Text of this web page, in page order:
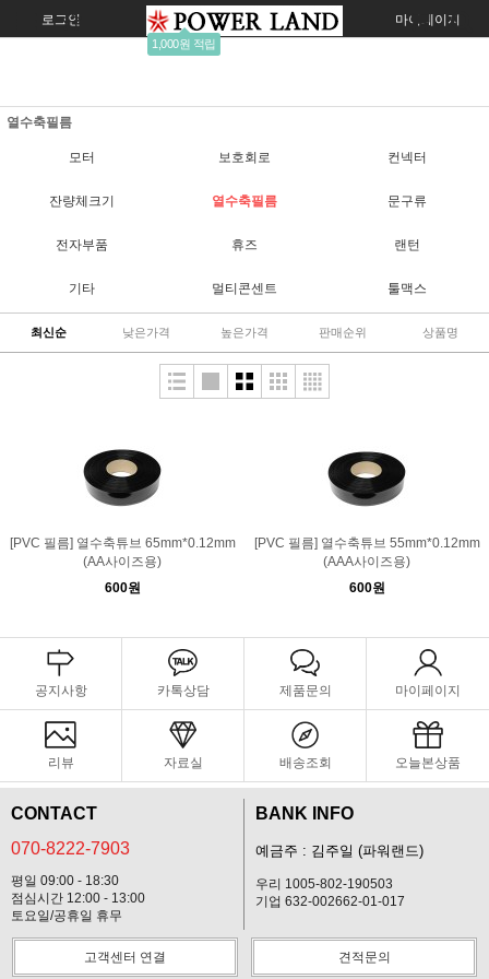
로그인 회원가입
1,000원 적립
주문조회 마이페이지
열수축필름
모터 보호회로 컨넥터
잔량체크기 열수축필름 문구류
전자부품 휴즈 랜턴
기타 멀티콘센트 툴맥스
최신순 낮은가격 높은가격 판매순위 상품명
[PVC 필름] 열수축튜브 65mm*0.12mm
(AA사이즈용)
600원
[PVC 필름] 열수축튜브 55mm*0.12mm
(AAA사이즈용)
600원
공지사항 카톡상담 제품문의 마이페이지
리뷰 자료실 배송조회 오늘본상품
CONTACT
070-8222-7903
평일 09:00 - 18:30
점심시간 12:00 - 13:00
토요일/공휴일 휴무
BANK INFO
예금주 : 김주일 (파워랜드)
우리 1005-802-190503
기업 632-002662-01-017
고객센터 연결 견적문의